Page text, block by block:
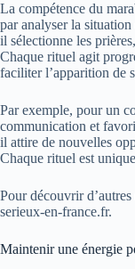
La compétence du
par analyser la
il sélectionne les
Chaque rituel agit
faciliter l’apparition de
Par exemple, pour un
communication et
il attire de nouvelles
Chaque rituel est
Pour découvrir
serieux-en-france.fr.
Maintenir une énergie